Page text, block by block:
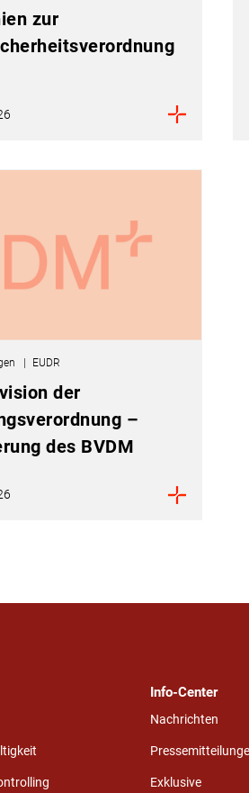
zur
EUDR
der
–
des BVDM
Info-Center
Nachrichten
Exklusive